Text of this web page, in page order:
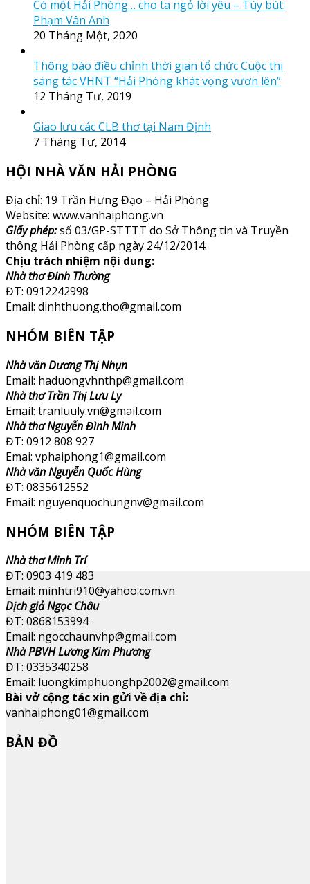
Có một Hải Phòng… cho ta ngỏ lời yêu – Tùy bút:
Phạm Vân Anh
20 Tháng Một, 2020
Thông báo điều chỉnh thời gian tổ chức Cuộc thi
sáng tác VHNT “Hải Phòng khát vọng vươn lên”
12 Tháng Tư, 2019
Giao lưu các CLB thơ tại Nam Định
7 Tháng Tư, 2014
HỘI NHÀ VĂN HẢI PHÒNG
Địa chỉ: 19 Trần Hưng Đạo – Hải Phòng
Website: www.vanhaiphong.vn
Giấy phép:số 03/GP-STTTT do Sở Thông tin và Truyền
thông Hải Phòng cấp ngày 24/12/2014.
Chịu trách nhiệm nội dung:
Nhà thơ Đinh Thường
ĐT: 0912242998
Email: dinhthuong.tho@gmail.com
NHÓM BIÊN TẬP
Nhà văn Dương Thị Nhụn
Email: haduongvhnthp@gmail.com
Nhà thơ Trần Thị Lưu Ly
Email: tranluuly.vn@gmail.com
Nhà thơ Nguyễn Đình Minh
ĐT: 0912 808 927
Emai: vphaiphong1@gmail.com
Nhà văn Nguyễn Quốc Hùng
ĐT: 0835612552
Email: nguyenquochungnv@gmail.com
NHÓM BIÊN TẬP
Nhà thơ Minh Trí
ĐT: 0903 419 483
Email: minhtri910@yahoo.com.vn
Dịch giả Ngọc Châu
ĐT: 0868153994
Email: ngocchaunvhp@gmail.com
Nhà PBVH Lương Kim Phương
ĐT: 0335340258
Email: luongkimphuonghp2002@gmail.com
Bài vở cộng tác xin gửi về địa chỉ:
vanhaiphong01@gmail.com
BẢN ĐỒ